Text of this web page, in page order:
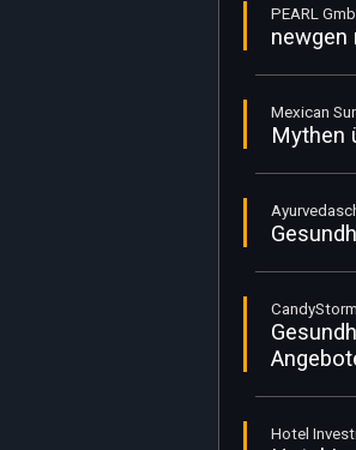
PEARL
newgen
Mexican
Mythen
Hotel